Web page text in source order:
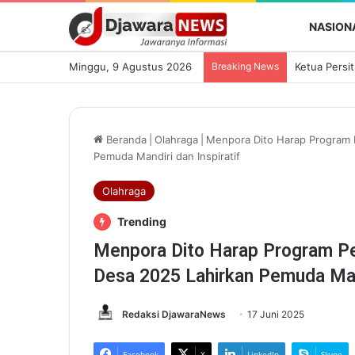
Minggu, 9 Agustus 2026 Breaking News
Beranda Olahraga
Menpora Dito Harap
Pemuda Mandiri dan Inspiratif
Olahraga
Trending
Menpora Dito Harap Program
Desa 2025 Lahirkan Pemuda
Redaksi DjawaraNews 17 Juni 2025